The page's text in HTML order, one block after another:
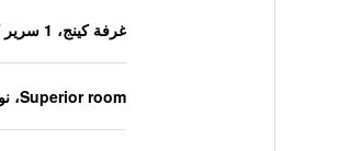
غرفة كينج، 1 سرير كينغ
Superior room، نوع السرير غير معروف